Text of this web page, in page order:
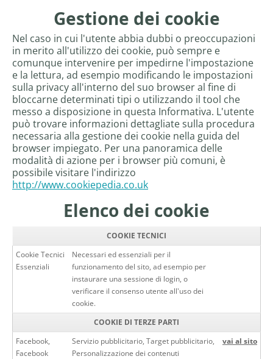
Gestione dei cookie
Nel caso in cui l'utente abbia dubbi o preoccupazioni
in merito all'utilizzo dei cookie, può sempre e
comunque intervenire per impedirne l'impostazione
e la lettura, ad esempio modificando le impostazioni
sulla privacy all'interno del suo browser al fine di
bloccarne determinati tipi o utilizzando il tool che
messo a disposizione in questa Informativa. L'utente
può trovare informazioni dettagliate sulla procedura
necessaria alla gestione dei cookie nella guida del
browser impiegato. Per una panoramica delle
modalità di azione per i browser più comuni, è
possibile visitare l'indirizzo
http://www.cookiepedia.co.uk
Elenco dei cookie
COOKIE TECNICI
Cookie Tecnici
Essenziali
Necessari ed essenziali per il
funzionamento del sito, ad esempio per
instaurare una sessione di login, o
verificare il consenso utente all'uso dei
cookie.
COOKIE DI TERZE PARTI
Facebook,
Facebook
Servizio pubblicitario, Target pubblicitario,
Personalizzazione dei contenuti
vai al sito